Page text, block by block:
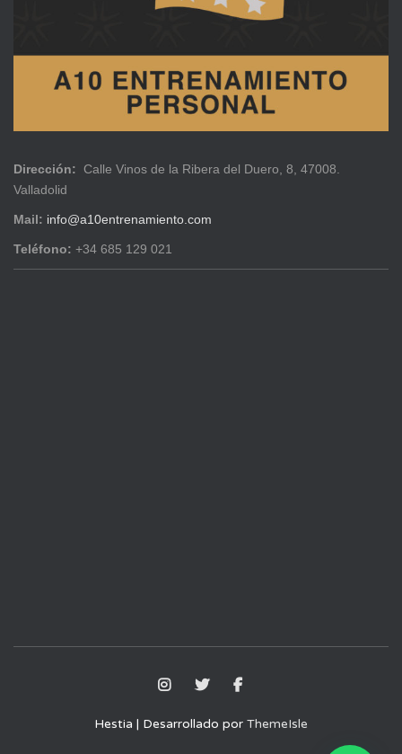
Dirección: Calle Vinos de la Ribera del Duero, 8, 47008.
Valladolid
Mail: info@a10entrenamiento.com
Teléfono: +34 685 129 021
Hestia | Desarrollado por ThemeIsle